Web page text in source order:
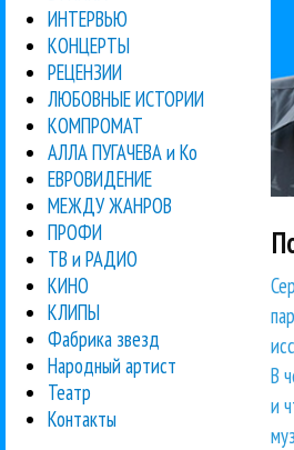
ИНТЕРВЬЮ
КОНЦЕРТЫ
РЕЦЕНЗИИ
ЛЮБОВНЫЕ ИСТОРИИ
КОМПРОМАТ
АЛЛА ПУГАЧЕВА и Ко
ЕВРОВИДЕНИЕ
МЕЖДУ ЖАНРОВ
ПРОФИ
ТВ и РАДИО
КИНО
КЛИПЫ
Фабрика звезд
Народный артист
Театр
Контакты
В
и